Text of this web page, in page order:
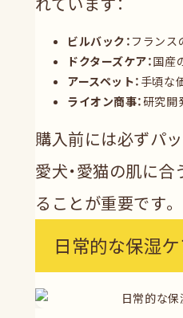
ビルバック： フランス
ドクターズケア：国産
アースペット： 手頃な
ライオン商事：研究開
購入前には必ずパ
愛犬・愛猫の肌に
ることが重要です。
日常的な保湿